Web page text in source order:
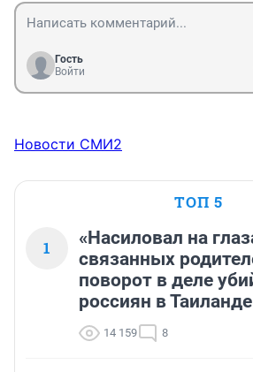
Гость
Войти
Новости СМИ2
ТОП 5
1
«Насиловал на
связанных
поворот в деле
россиян в Таиланде
14 159 8